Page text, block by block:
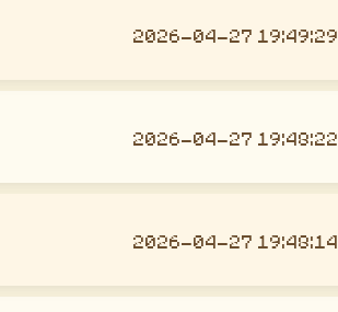
2026-04-27 19:49:29
2026-04-27 19:48:22
2026-04-27 19:48:14